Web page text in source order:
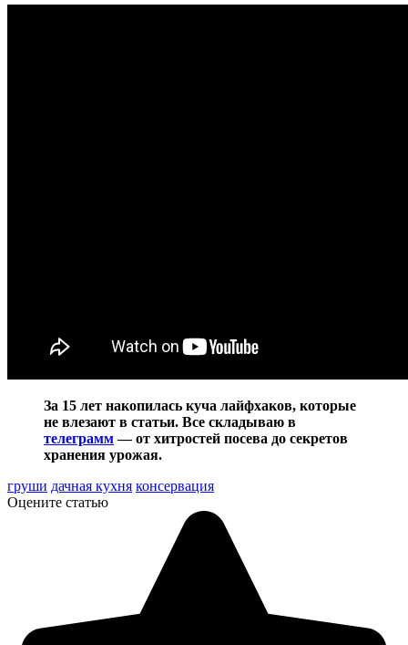
За 15 лет накопилась куча лайфхаков, которые
не влезают в статьи. Все складываю в
телеграмм— от хитростей посева до секретов
хранения урожая.
груши дачная кухня консервация
Оцените статью